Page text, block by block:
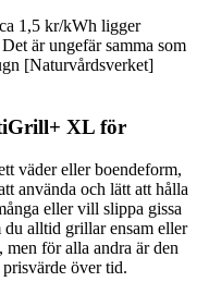
1,5 kr/kWh ligger
är ungefär samma som
[Naturvårdsverket]
XL för
väder eller boendeform,
använda och lätt att hålla
eller vill slippa gissa
alltid grillar ensam eller
för alla andra är den
över tid.